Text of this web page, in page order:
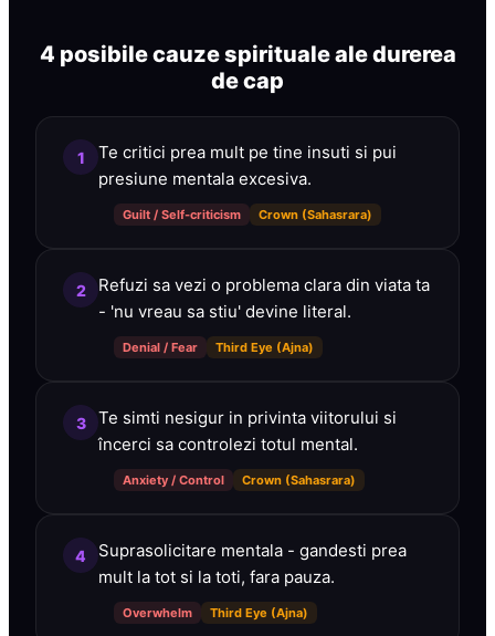
4 posibile cauze spirituale ale durerea
de cap
1
Te critici prea mult pe tine insuti si pui
presiune mentala excesiva.
Guilt / Self-criticism Crown (Sahasrara)
2
Refuzi sa vezi o problema clara din viata ta
- 'nu vreau sa stiu' devine literal.
Denial / Fear Third Eye (Ajna)
3
Te simti nesigur in privinta viitorului si
încerci sa controlezi totul mental.
Anxiety / Control Crown (Sahasrara)
4
Suprasolicitare mentala - gandesti prea
mult la tot si la toti, fara pauza.
Overwhelm Third Eye (Ajna)